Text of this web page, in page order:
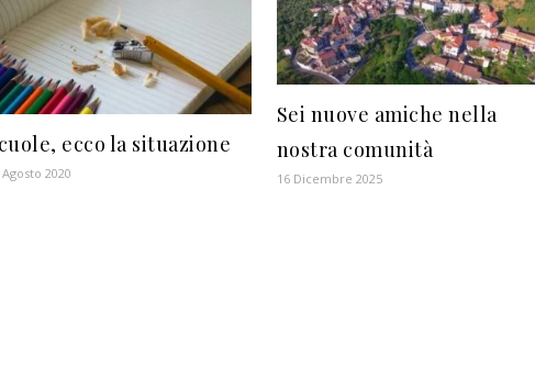
ecco la situazione
Agosto 2020
Sei nuove amiche nella
nostra comunità
16 Dicembre 2025